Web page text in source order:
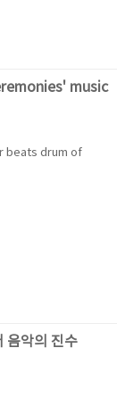
music
beats drum of
음악의 진수